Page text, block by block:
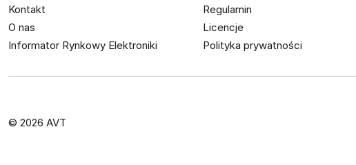
Kontakt
O nas
Informator Rynkowy Elektroniki
Regulamin
Licencje
Polityka prywatności
© 2026 AVT